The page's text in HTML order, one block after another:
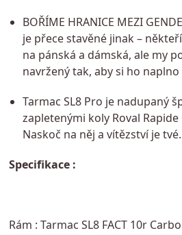
BOŘÍME HRANICE MEZI
je přece stavěné jinak –⁠⁠⁠⁠⁠⁠
na pánská a dámská, ale my
navržený tak, aby si ho
Tarmac SL8 Pro je nadupaný
zapletenými koly Roval
Naskoč na něj a vítězství je tvé.
Specifikace :
Rám : Tarmac SL8 FACT 10r